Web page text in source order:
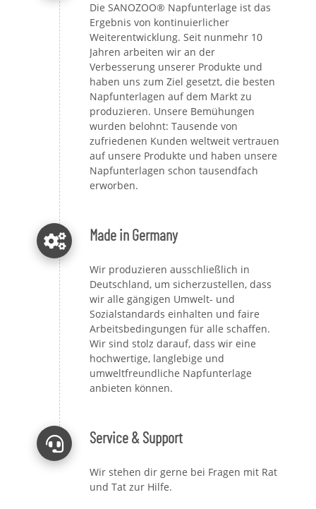
Die SANOZOO® Napfunterlage ist das
Ergebnis von kontinuierlicher
Weiterentwicklung. Seit nunmehr 10
Jahren arbeiten wir an der
Verbesserung unserer Produkte und
haben uns zum Ziel gesetzt, die besten
Napfunterlagen auf dem Markt zu
produzieren. Unsere Bemühungen
wurden belohnt: Tausende von
zufriedenen Kunden weltweit vertrauen
auf unsere Produkte und haben unsere
Napfunterlagen schon tausendfach
erworben.
Made in Germany
Wir produzieren ausschließlich in
Deutschland, um sicherzustellen, dass
wir alle gängigen Umwelt- und
Sozialstandards einhalten und faire
Arbeitsbedingungen für alle schaffen.
Wir sind stolz darauf, dass wir eine
hochwertige, langlebige und
umweltfreundliche Napfunterlage
anbieten können.
Service & Support
Wir stehen dir gerne bei Fragen mit Rat
und Tat zur Hilfe.